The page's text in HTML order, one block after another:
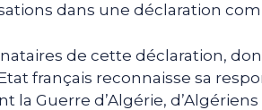
dans une déclaration
de cette déclaration,
français reconnaisse sa
la Guerre d’Algérie,